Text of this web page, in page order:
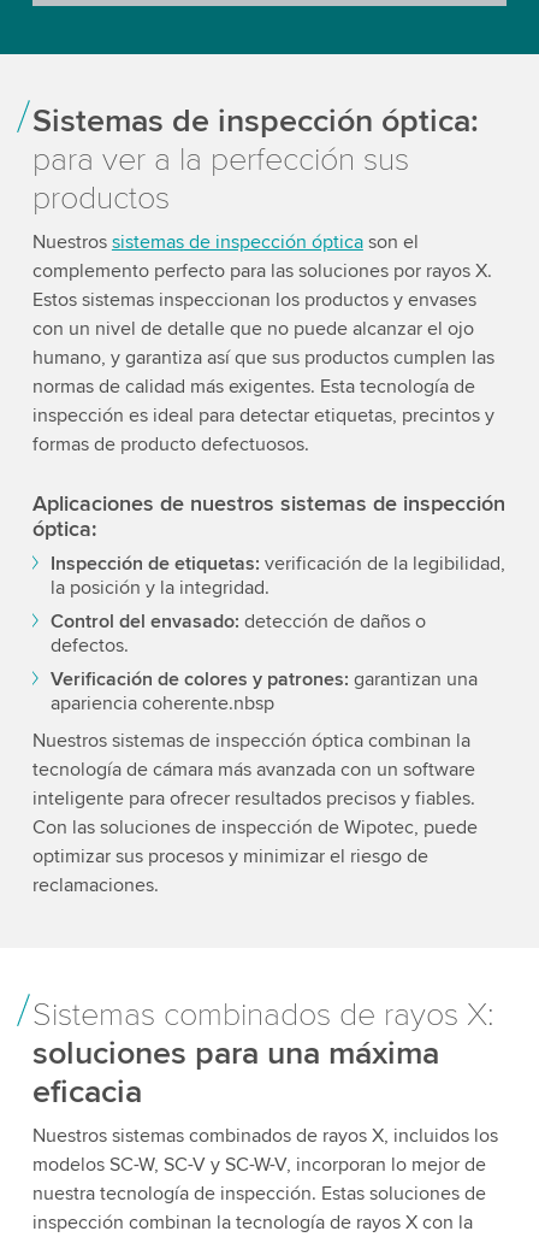
Sistemas de inspección óptica:
para ver a la perfección sus
productos
Nuestros sistemas de inspección ópticason el
complemento perfecto para las soluciones por rayos X.
Estos sistemas inspeccionan los productos y envases
con un nivel de detalle que no puede alcanzar el ojo
humano, y garantiza así que sus productos cumplen las
normas de calidad más exigentes. Esta tecnología de
inspección es ideal para detectar etiquetas, precintos y
formas de producto defectuosos.
Aplicaciones de nuestros sistemas de inspección
óptica:
Inspección de etiquetas: verificación de la legibilidad,
la posición y la integridad.
Control del envasado: detección de daños o
defectos.
Verificación de colores y patrones: garantizan una
apariencia coherente.nbsp
Nuestros sistemas de inspección óptica combinan la
tecnología de cámara más avanzada con un software
inteligente para ofrecer resultados precisos y fiables.
Con las soluciones de inspección de Wipotec, puede
optimizar sus procesos y minimizar el riesgo de
reclamaciones.
Sistemas combinados de rayos X:
soluciones para una máxima
eficacia
Nuestros sistemas combinados de rayos X, incluidos los
modelos SC-W, SC-V y SC-W-V, incorporan lo mejor de
nuestra tecnología de inspección. Estas soluciones de
inspección combinan la tecnología de rayos X con la